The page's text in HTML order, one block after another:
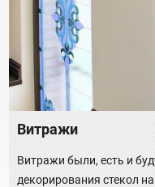
Витражи
Витражи были, есть и
декорирования стекол